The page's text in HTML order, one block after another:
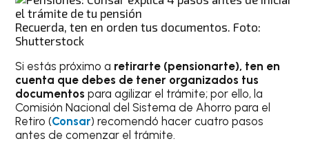
Recuerda, ten en orden tus documentos. Foto:
Shutterstock
Si estás próximo a retirarte (pensionarte), ten en
cuenta que debes de tener organizados tus
documentos para agilizar el trámite; por ello, la
Comisión Nacional del Sistema de Ahorro para el
Retiro (Consar) recomendó hacer cuatro pasos
antes de comenzar el trámite.